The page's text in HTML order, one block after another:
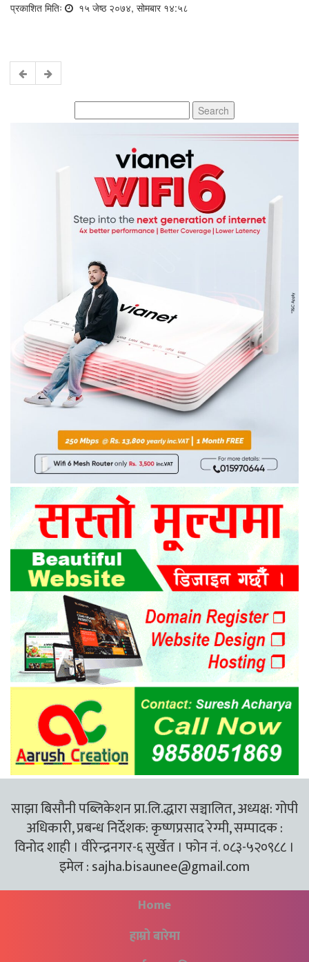
प्रकाशित मितिः १५ जेष्ठ २०७४, सोमबार १४:५८
for:
साझा बिसौनी पब्लिकेशन प्रा.लि.द्धारा सञ्चालित, अध्यक्ष: गोपी
अधिकारी, प्रबन्ध निर्देशक: कृष्णप्रसाद रेग्मी, सम्पादक :
विनोद शाही । वीरेन्द्रनगर-६ सुर्खेत । फोन नं. ०८३-५२०९८८ ।
इमेल :sajha.bisaunee@gmail.com
Home
हाम्रो बारेमा